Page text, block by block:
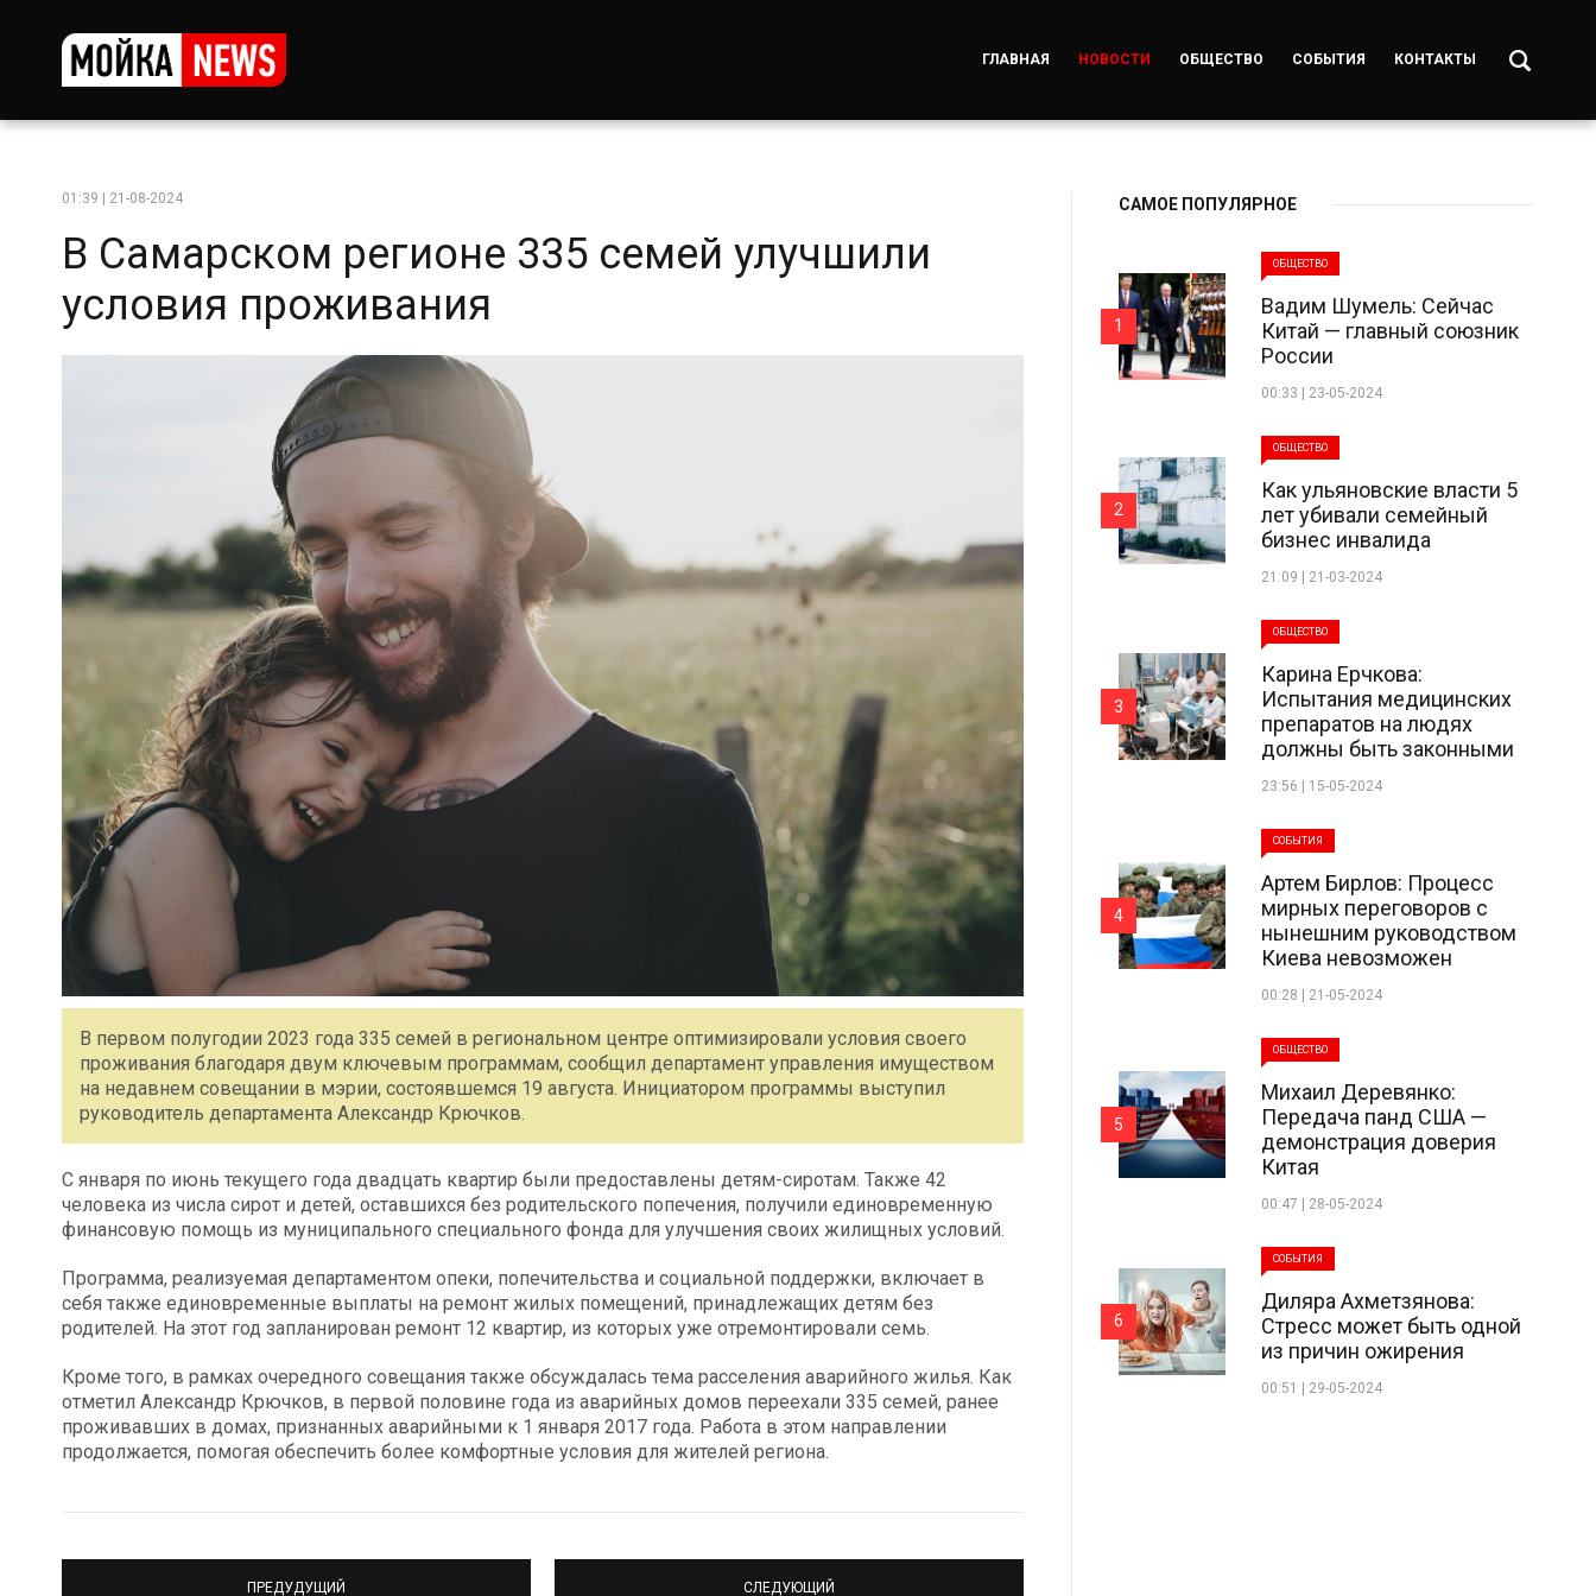
ГЛАВНАЯ НОВОСТИ ОБЩЕСТВО СОБЫТИЯ КОНТАКТЫ
01:39 | 21-08-2024
В Самарском регионе 335 семей улучшили
условия проживания
В первом полугодии 2023 года 335 семей в региональном центре оптимизировали условия своего
проживания благодаря двум ключевым программам, сообщил департамент управления имуществом
на недавнем совещании в мэрии, состоявшемся 19 августа. Инициатором программы выступил
руководитель департамента Александр Крючков.
С января по июнь текущего года двадцать квартир были предоставлены детям-сиротам. Также 42
человека из числа сирот и детей, оставшихся без родительского попечения, получили единовременную
финансовую помощь из муниципального специального фонда для улучшения своих жилищных условий.
Программа, реализуемая департаментом опеки, попечительства и социальной поддержки, включает в
себя также единовременные выплаты на ремонт жилых помещений, принадлежащих детям без
родителей. На этот год запланирован ремонт 12 квартир, из которых уже отремонтировали семь.
Кроме того, в рамках очередного совещания также обсуждалась тема расселения аварийного жилья. Как
отметил Александр Крючков, в первой половине года из аварийных домов переехали 335 семей, ранее
проживавших в домах, признанных аварийными к 1 января 2017 года. Работа в этом направлении
продолжается, помогая обеспечить более комфортные условия для жителей региона.
ПРЕДУДУЩИЙ СЛЕДУЮЩИЙ
САМОЕ ПОПУЛЯРНОЕ
ОБЩЕСТВО
Вадим Шумель: Сейчас
Китай — главный союзник
России
00:33 | 23-05-2024
1
ОБЩЕСТВО
Как ульяновские власти 5
лет убивали семейный
бизнес инвалида
21:09 | 21-03-2024
2
ОБЩЕСТВО
Карина Ерчкова:
Испытания медицинских
препаратов на людях
должны быть законными
23:56 | 15-05-2024
3
СОБЫТИЯ
Артем Бирлов: Процесс
мирных переговоров с
нынешним руководством
Киева невозможен
00:28 | 21-05-2024
4
ОБЩЕСТВО
Михаил Деревянко:
Передача панд США —
демонстрация доверия
Китая
00:47 | 28-05-2024
5
СОБЫТИЯ
Диляра Ахметзянова:
Стресс может быть одной
из причин ожирения
00:51 | 29-05-2024
6